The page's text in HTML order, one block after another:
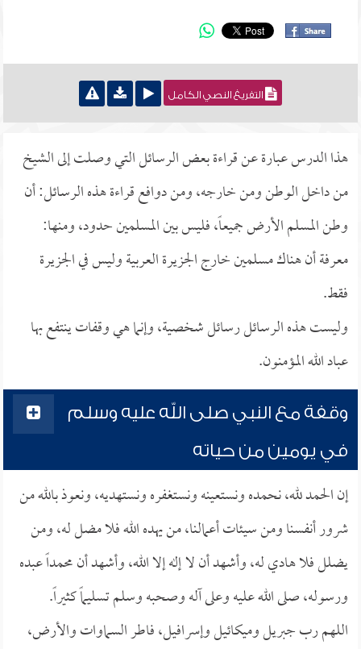
التفريغ النصي الكامل
هذا الدرس عبارة عن قراءة بعض الرسائل التي وصلت إلى الشيخ
من داخل الوطن ومن خارجه، ومن دوافع قراءة هذه الرسائل: أن
وطن المسلم الأرض جميعاً، فليس بين المسلمين حدود، ومنها:
معرفة أن هناك مسلمين خارج الجزيرة العربية وليس في الجزيرة
فقط.
وليست هذه الرسائل رسائل شخصية، وإنما هي وقفات ينتفع بها
عباد الله المؤمنون.
وقفة مع النبي صلى الله عليه وسلم
في يومين من حياته
إن الحمد لله، نحمده ونستعينه ونستغفره ونستهديه، ونعوذ بالله من
شرور أنفسنا ومن سيئات أعمالنا، من يهده الله فلا مضل له، ومن
يضلل فلا هادي له، وأشهد أن لا إله إلا الله، وأشهد أن محمداً عبده
ورسوله، صلى الله عليه وعلى آله وصحبه وسلم تسليماً كثيراً.
اللهم رب جبريل وميكائيل وإسرافيل، فاطر السماوات والأرض،